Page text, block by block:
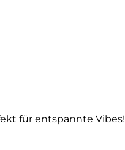
für entspannte Vibes!